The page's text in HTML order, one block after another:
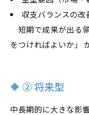
収支バランスの改
短期で成果が出る
をつければよいか」
🔶 ② 将来型
中長期的に大きな影